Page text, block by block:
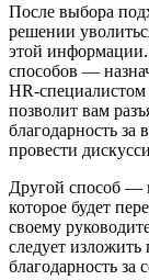
После выбора
решении
этой
способов —
HR-специалистом
позволит вам
благодарность
провести
Другой способ —
которое будет
своему
следует
благодарность